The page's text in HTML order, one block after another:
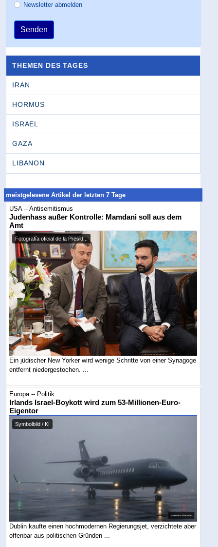
Newsletter abmelden
Senden
THEMEN DES TAGES
IRAN
HORMUS
ISRAEL
GAZA
LIBANON
meistgelesene Artikel der letzten 7 Tage
USA -- Antisemitismus
Judenhass außer Kontrolle: Mamdani soll aus dem
Amt
Fotografía oficial de la Presid...
Ein jüdischer New Yorker wird wenige Schritte von einer Synagoge
entfernt niedergestochen. ...
Europa -- Politik
Irlands Israel-Boykott wird zum 53-Millionen-Euro-
Eigentor
Symbolbild / KI
Dublin kaufte einen hochmodernen Regierungsjet, verzichtete aber
offenbar aus politischen Gründen ...